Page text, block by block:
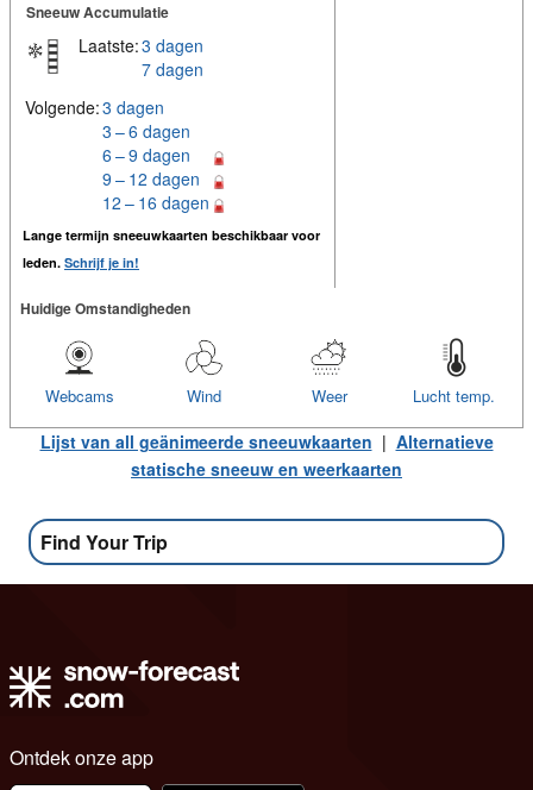
Sneeuw Accumulatie
Laatste:3 dagen
7 dagen
Volgende:3 dagen
3 – 6 dagen
6 – 9 dagen
9 – 12 dagen
12 – 16 dagen
Lange termijn sneeuwkaarten beschikbaar voor
leden. Schrijf je in!
Huidige Omstandigheden
Lucht temp.
Weer
Wind
Webcams
Lijst van all geänimeerde sneeuwkaarten | Alternatieve
statische sneeuw en weerkaarten
Find Your Trip
Ontdek onze app